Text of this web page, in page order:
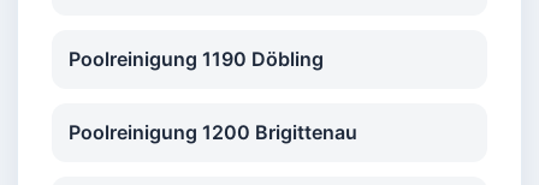
Poolreinigung 1190 Döbling
Poolreinigung 1200 Brigittenau